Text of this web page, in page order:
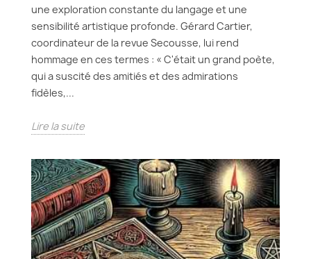
une exploration constante du langage et une
sensibilité artistique profonde. Gérard Cartier,
coordinateur de la revue Secousse, lui rend
hommage en ces termes : « C'était un grand poète,
qui a suscité des amitiés et des admirations
fidèles,...
Lire la suite